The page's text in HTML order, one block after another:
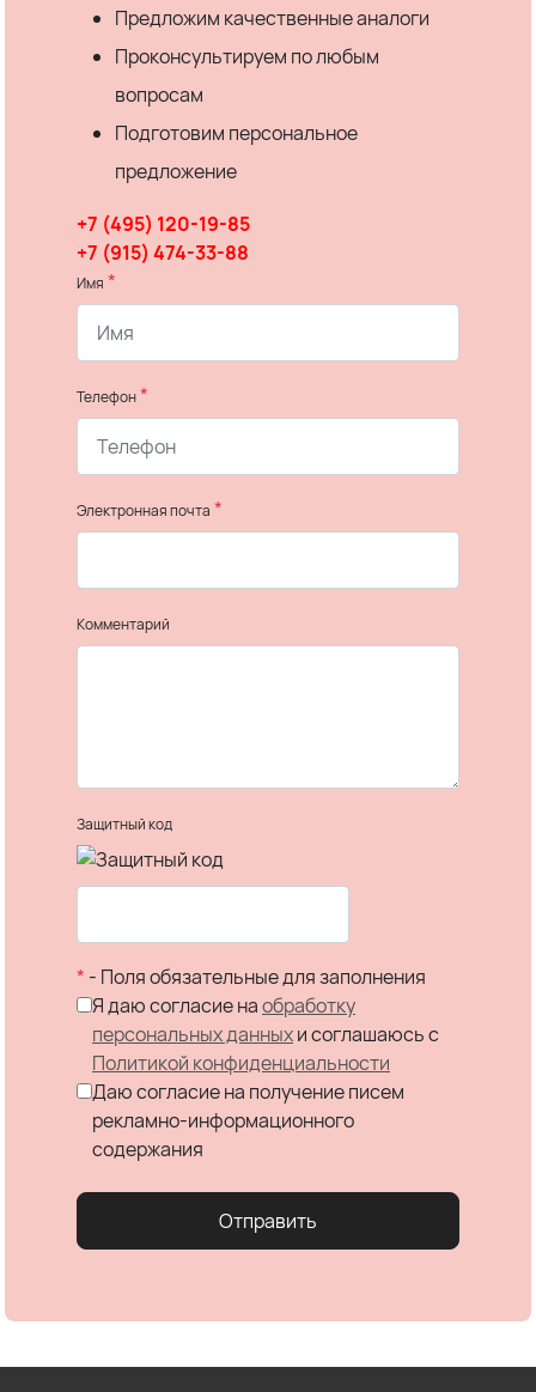
Предложим качественные аналоги
Проконсультируем по любым
вопросам
Подготовим персональное
предложение
+7 (495) 120-19-85
+7 (915) 474-33-88
Имя *
Телефон*
Электронная почта *
Комментарий
Защитный код
* - Поля обязательные для заполнения
Я даю согласие наобработку
персональных данныхи соглашаюсь c
Политикой конфиденциальности
Даю согласие на получение писем
рекламно-информационного
содержания
Отправить